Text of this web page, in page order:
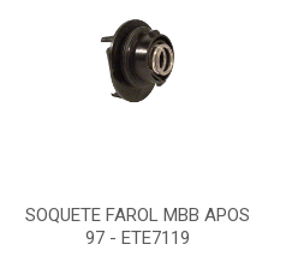
SOQUETE FAROL MBB APOS
97 - ETE7119